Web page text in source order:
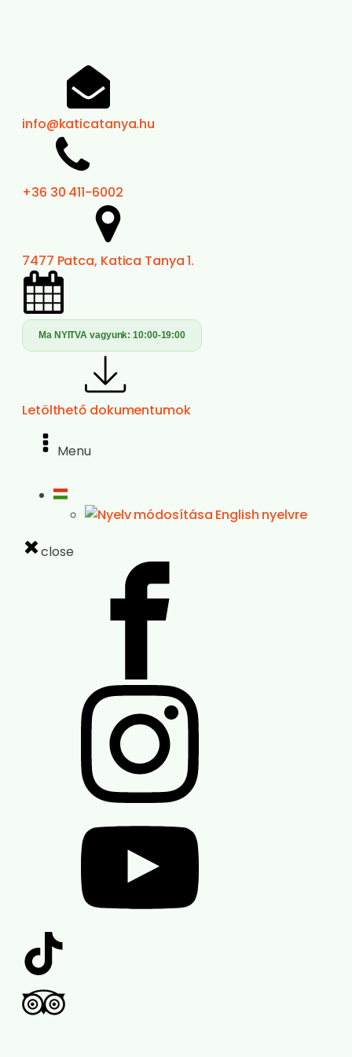
info@katicatanya.hu
+36 30 411-6002
7477 Patca, Katica Tanya 1.
Ma NYITVA vagyunk:10:00-19:00
Letölthető dokumentumok
Menu
close